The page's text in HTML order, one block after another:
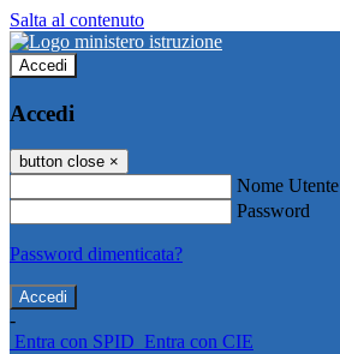
Salta al contenuto
Accedi
Accedi
button close ×
Nome Utente
Password
Password dimenticata?
-
Entra con SPID Entra con CIE